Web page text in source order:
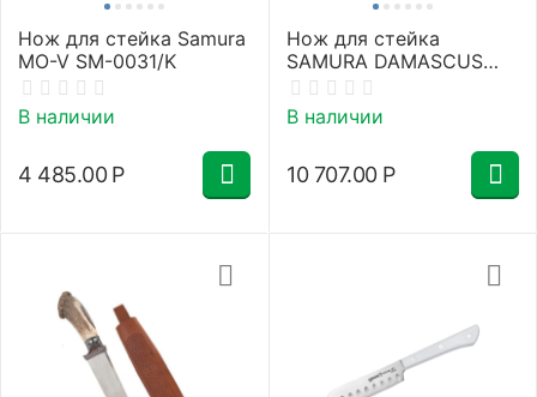
Нож для стейка Samura
MO-V SM-0031/K
В наличии
4 485.00 Р
Нож для стейка
SAMURA DAMASCUS
SD-0031/Y
В наличии
10 707.00 Р